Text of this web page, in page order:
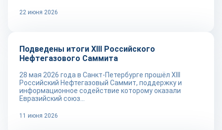
22 июня 2026
Новости
Подведены итоги XIII Российского
Нефтегазового Саммита
28 мая 2026 года в Санкт-Петербурге прошёл XIII
Российский Нефтегазовый Саммит, поддержку и
информационное содействие которому оказали
Евразийский союз...
11 июня 2026
Новости